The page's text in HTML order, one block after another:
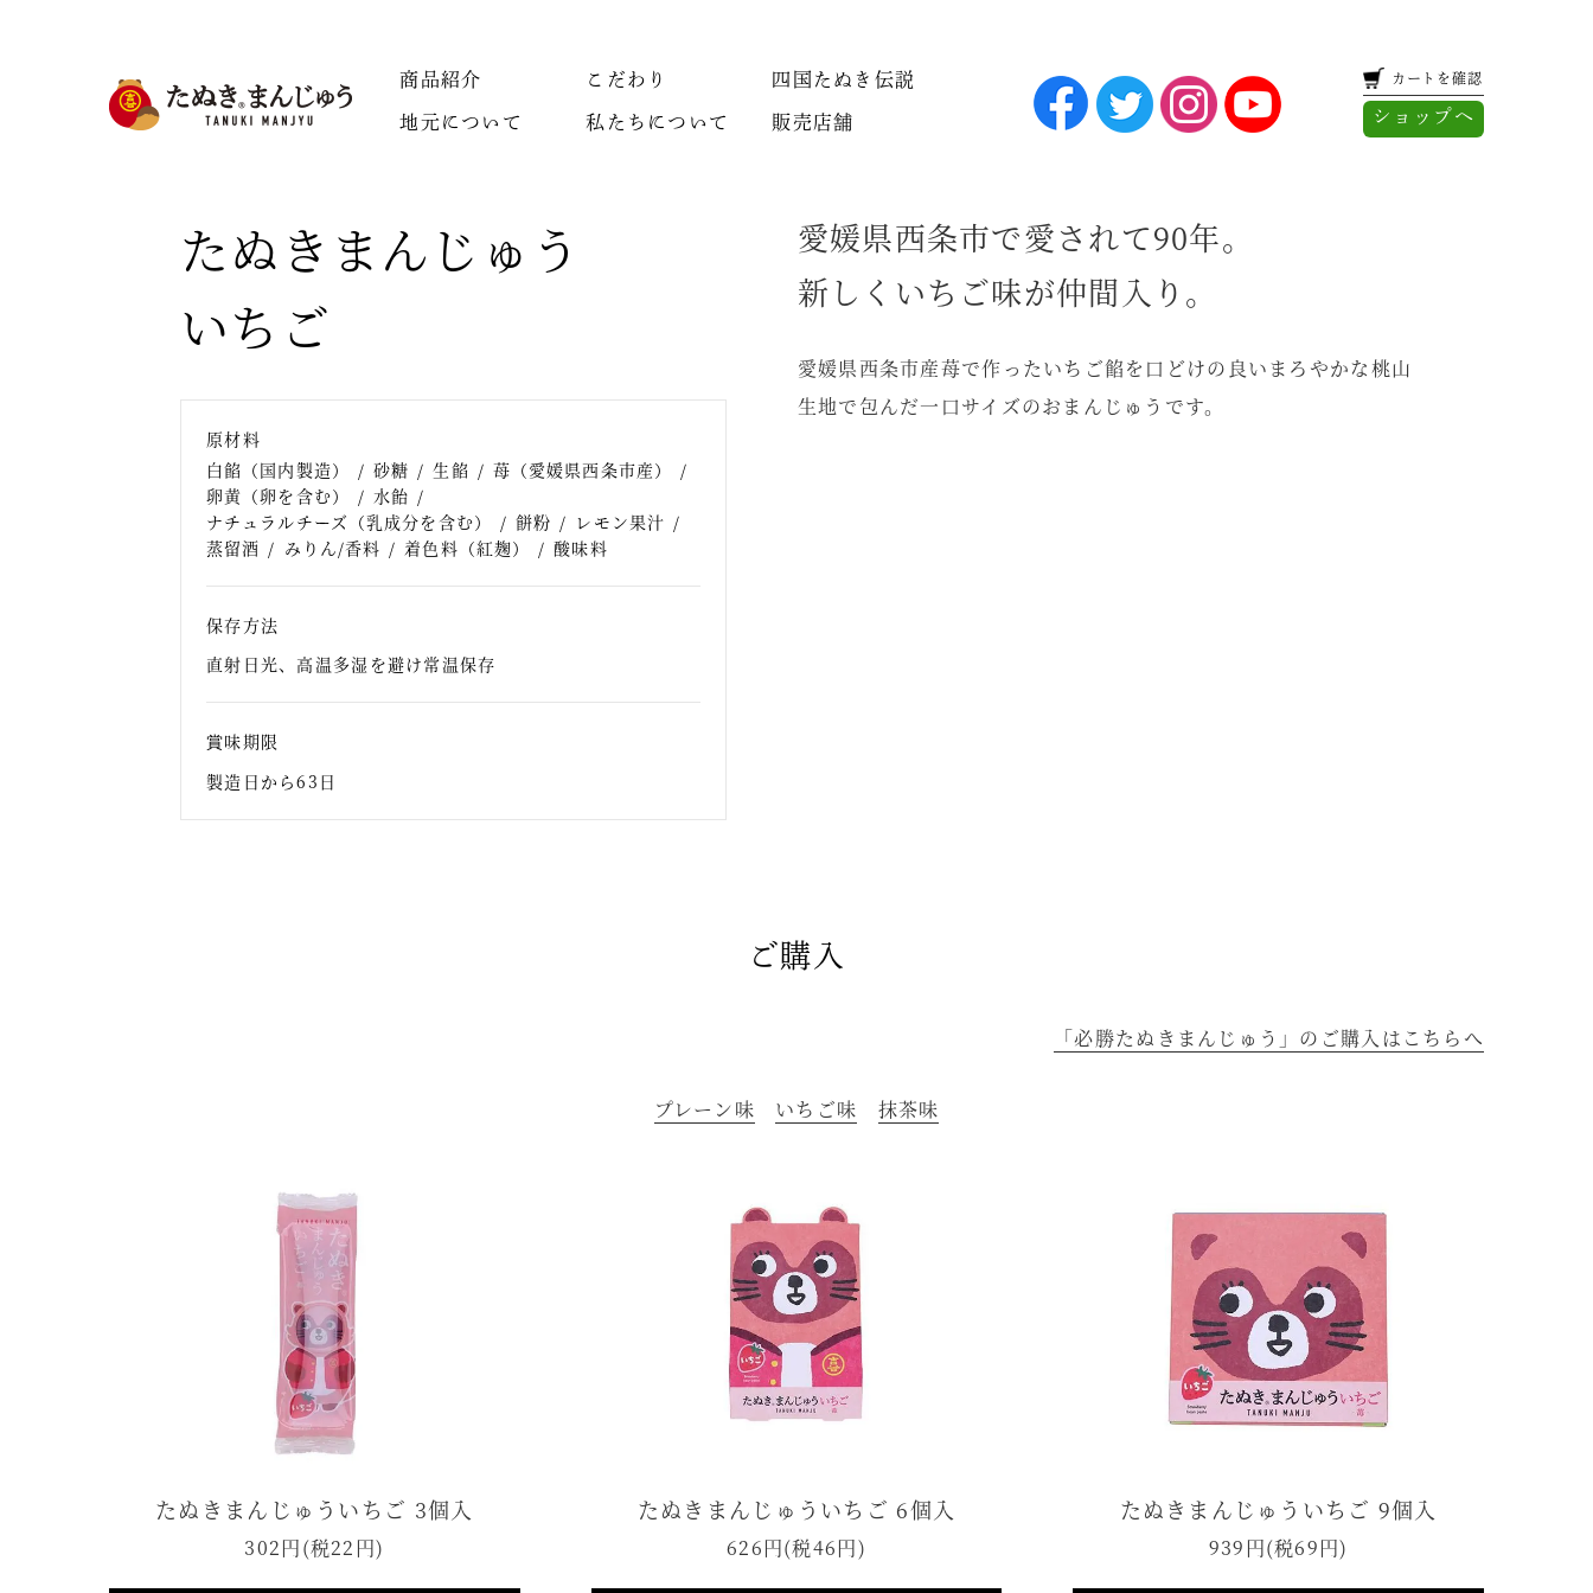
商品紹介 こだわり 四国たぬき伝説
地元について 私たちについて 販売店舗
カートを確認
ショップへ
たぬきまんじゅう
いちご
原材料
白餡（国内製造）
砂糖 生餡
苺（愛媛県西条市産）
卵黄（卵を含む）
水飴
ナチュラルチーズ（乳成分を含む）
餅粉
レモン果汁
蒸留酒
みりん/香料 着色料（紅麹） 酸味料
保存方法
直射日光、高温多湿を避け常温保存
賞味期限
製造日から63日
愛媛県西条市で愛されて90年。
新しくいちご味が仲間入り。
愛媛県西条市産苺で作ったいちご餡を口どけの良いまろやかな桃山
生地で包んだ一口サイズのおまんじゅうです。
ご購入
「必勝たぬきまんじゅう」のご購入はこちらへ
プレーン味 いちご味 抹茶味
たぬきまんじゅういちご 3個入
302円(税22円)
たぬきまんじゅういちご 6個入
626円(税46円)
たぬきまんじゅういちご 9個入
939円(税69円)